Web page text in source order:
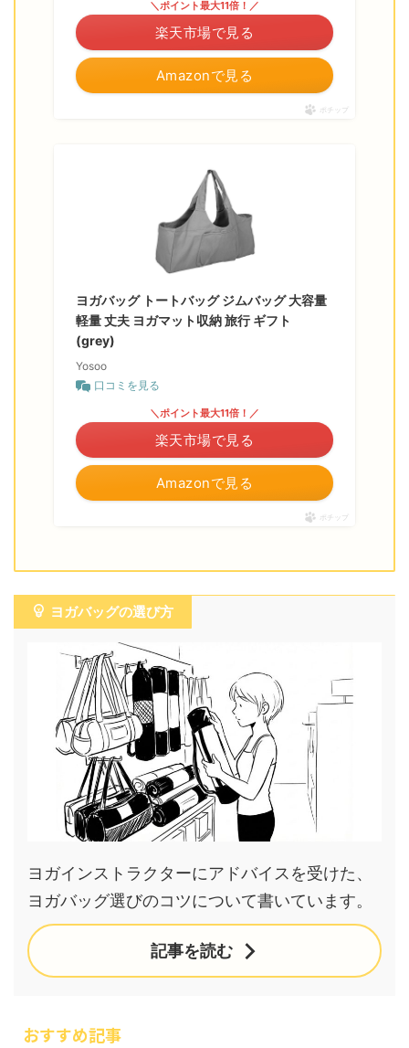
Amazonで見る
＼ポイント最大11倍！／
楽天市場で見る
ポチップ
ヨガバッグ トートバッグ ジムバッグ 大容量
軽量 丈夫 ヨガマット収納 旅行 ギフト
(grey)
Yosoo
口コミを見る
Amazonで見る
＼ポイント最大11倍！／
楽天市場で見る
ポチップ
ヨガバッグの選び方
ヨガインストラクターにアドバイスを受けた、
ヨガバッグ選びのコツについて書いています。
記事を読む
おすすめ記事